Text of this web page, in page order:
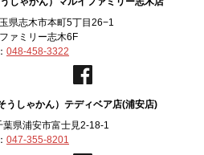
県志木市本町5丁目26−1
ァミリー志木6F
048-458-3322
うしゃかん）テディベア店(浦安店)
県浦安市富士見2-18-1
047-355-8201